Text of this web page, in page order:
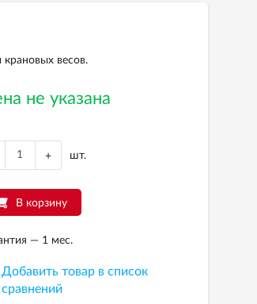
весов.
не указана
+ шт.
В корзину
— 1 мес.
Добавить товар в список
сравнений